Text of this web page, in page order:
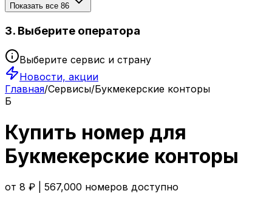
Показать все 86
3. Выберите оператора
Выберите сервис и страну
Новости, акции
Главная/Сервисы/Букмекерские конторы
Б
Купить номер для
Букмекерские конторы
от 8 ₽ | 567,000 номеров доступно